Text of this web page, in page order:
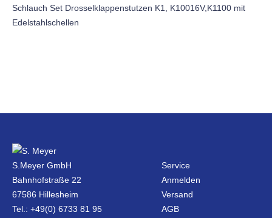
Schlauch Set Drosselklappenstutzen K1, K10016V,K1100 mit
Edelstahlschellen
S.Meyer GmbH
Bahnhofstraße 22
67586 Hillesheim
Tel.: +49(0) 6733 81 95
Service
Anmelden
Versand
AGB